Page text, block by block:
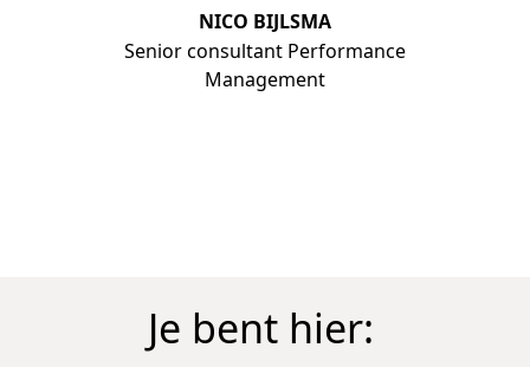
NICO BIJLSMA
Senior consultant Performance
Management
Je bent hier: